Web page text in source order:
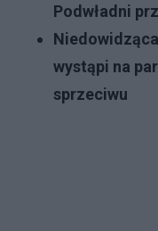
Podwładni
wystąpi na
sprzeciwu